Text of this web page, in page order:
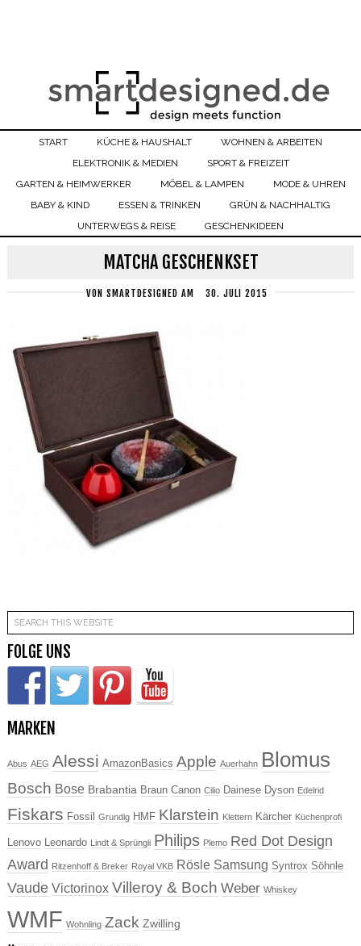
START KÜCHE & HAUSHALT
WOHNEN & ARBEITEN
ELEKTRONIK & MEDIEN
SPORT & FREIZEIT
GARTEN & HEIMWERKER
MÖBEL & LAMPEN
MODE & UHREN
BABY & KIND
ESSEN & TRINKEN
GRÜN & NACHHALTIG
UNTERWEGS & REISE
GESCHENKIDEEN
MATCHA GESCHENKSET
VON SMARTDESIGNED AM 30. JULI 2015
FOLGE UNS
MARKEN
Abus AEG Alessi AmazonBasics Apple Auerhahn Blomus
Bosch Bose Brabantia Braun Canon Cilio Dainese Dyson Edelrid
Fiskars Fossil Grundig HMF Klarstein Klettern Kärcher Küchenprofi
Lenovo Leonardo Lindt & Sprüngli Philips Plemo Red Dot Design
Award Ritzenhoff & Breker Royal VKB Rösle Samsung Syntrox Söhnle
Vaude Victorinox Villeroy & Boch Weber Whiskey
WMF Wohnling Zack Zwilling